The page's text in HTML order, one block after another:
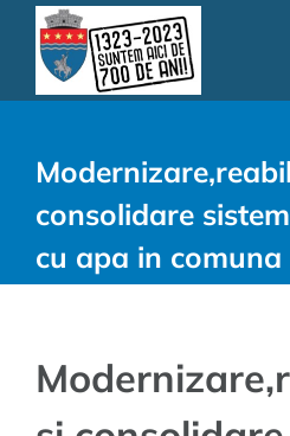
content
consolidare
cu apa in